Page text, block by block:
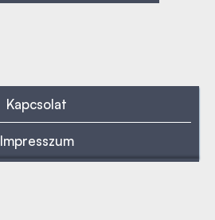
Kapcsolat
Impresszum